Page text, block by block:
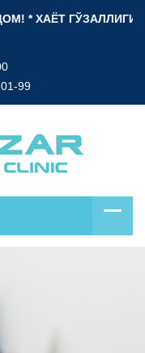
ГЎЗАЛЛИГИ
99